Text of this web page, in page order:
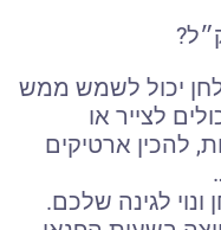
?
יכול לשמש ממש
לצייר או
, להכין ארטיקים
ונוי לגינה שלכם.